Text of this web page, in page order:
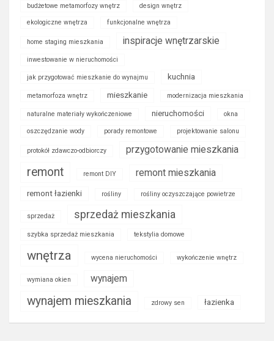
budżetowe metamorfozy wnętrz design wnętrz
ekologiczne wnętrza funkcjonalne wnętrza
home staging mieszkania inspiracje wnętrzarskie
inwestowanie w nieruchomości
jak przygotować mieszkanie do wynajmu kuchnia
metamorfoza wnętrz mieszkanie modernizacja mieszkania
naturalne materiały wykończeniowe nieruchomości okna
oszczędzanie wody porady remontowe projektowanie salonu
protokół zdawczo-odbiorczy przygotowanie mieszkania
remont remont DIY remont mieszkania
remont łazienki rośliny rośliny oczyszczające powietrze
sprzedaż sprzedaż mieszkania
szybka sprzedaż mieszkania tekstylia domowe
wnętrza wycena nieruchomości wykończenie wnętrz
wymiana okien wynajem
wynajem mieszkania zdrowy sen łazienka